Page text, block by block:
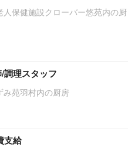
保健施設クローバー悠苑内の厨
調理スタッフ
苑羽村内の厨房
支給